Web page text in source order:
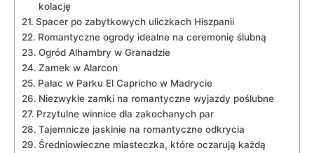
kolację
Spacer po zabytkowych​ uliczkach Hiszpanii
Romantyczne ogrody idealne na‌ ceremonię ślubną
Ogród Alhambry w Granadzie
Zamek w Alarcon
Pałac w Parku El Capricho w‌ Madrycie
Niezwykłe ⁢zamki na romantyczne⁢ wyjazdy poślubne
Przytulne winnice dla zakochanych par
Tajemnicze ‍jaskinie na romantyczne odkrycia
Średniowieczne miasteczka, które ​oczarują⁤ każdą‍